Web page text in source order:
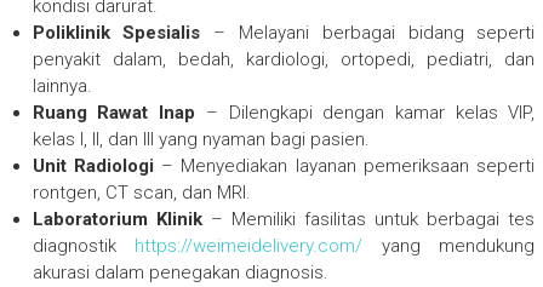
kondisi darurat.
Poliklinik Spesialis – Melayani berbagai bidang seperti
penyakit dalam, bedah, kardiologi, ortopedi, pediatri, dan
lainnya.
Ruang Rawat Inap – Dilengkapi dengan kamar kelas VIP,
kelas I, II, dan III yang nyaman bagi pasien.
Unit Radiologi – Menyediakan layanan pemeriksaan seperti
rontgen, CT scan, dan MRI.
Laboratorium Klinik– Memiliki fasilitas untuk berbagai tes
diagnostik https://weimeidelivery.com/ yang mendukung
akurasi dalam penegakan diagnosis.